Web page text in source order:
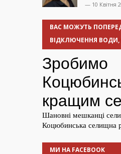
— 10 Квітня
ВАС МОЖУТЬ
ВІДКЛЮЧЕННЯ ВОДИ,
МИ НА FACEBOOK